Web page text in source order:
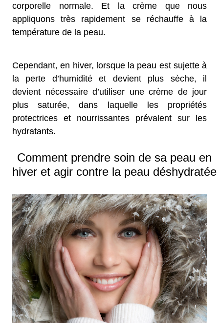
corporelle normale. Et la crème que nous
appliquons très rapidement se réchauffe à la
température de la peau.
Cependant, en hiver, lorsque la peau est sujette à
la perte d’humidité et devient plus sèche, il
devient nécessaire d’utiliser une crème de jour
plus saturée, dans laquelle les propriétés
protectrices et nourrissantes prévalent sur les
hydratants.
Comment prendre soin de sa peau en
hiver et agir contre la peau déshydratée